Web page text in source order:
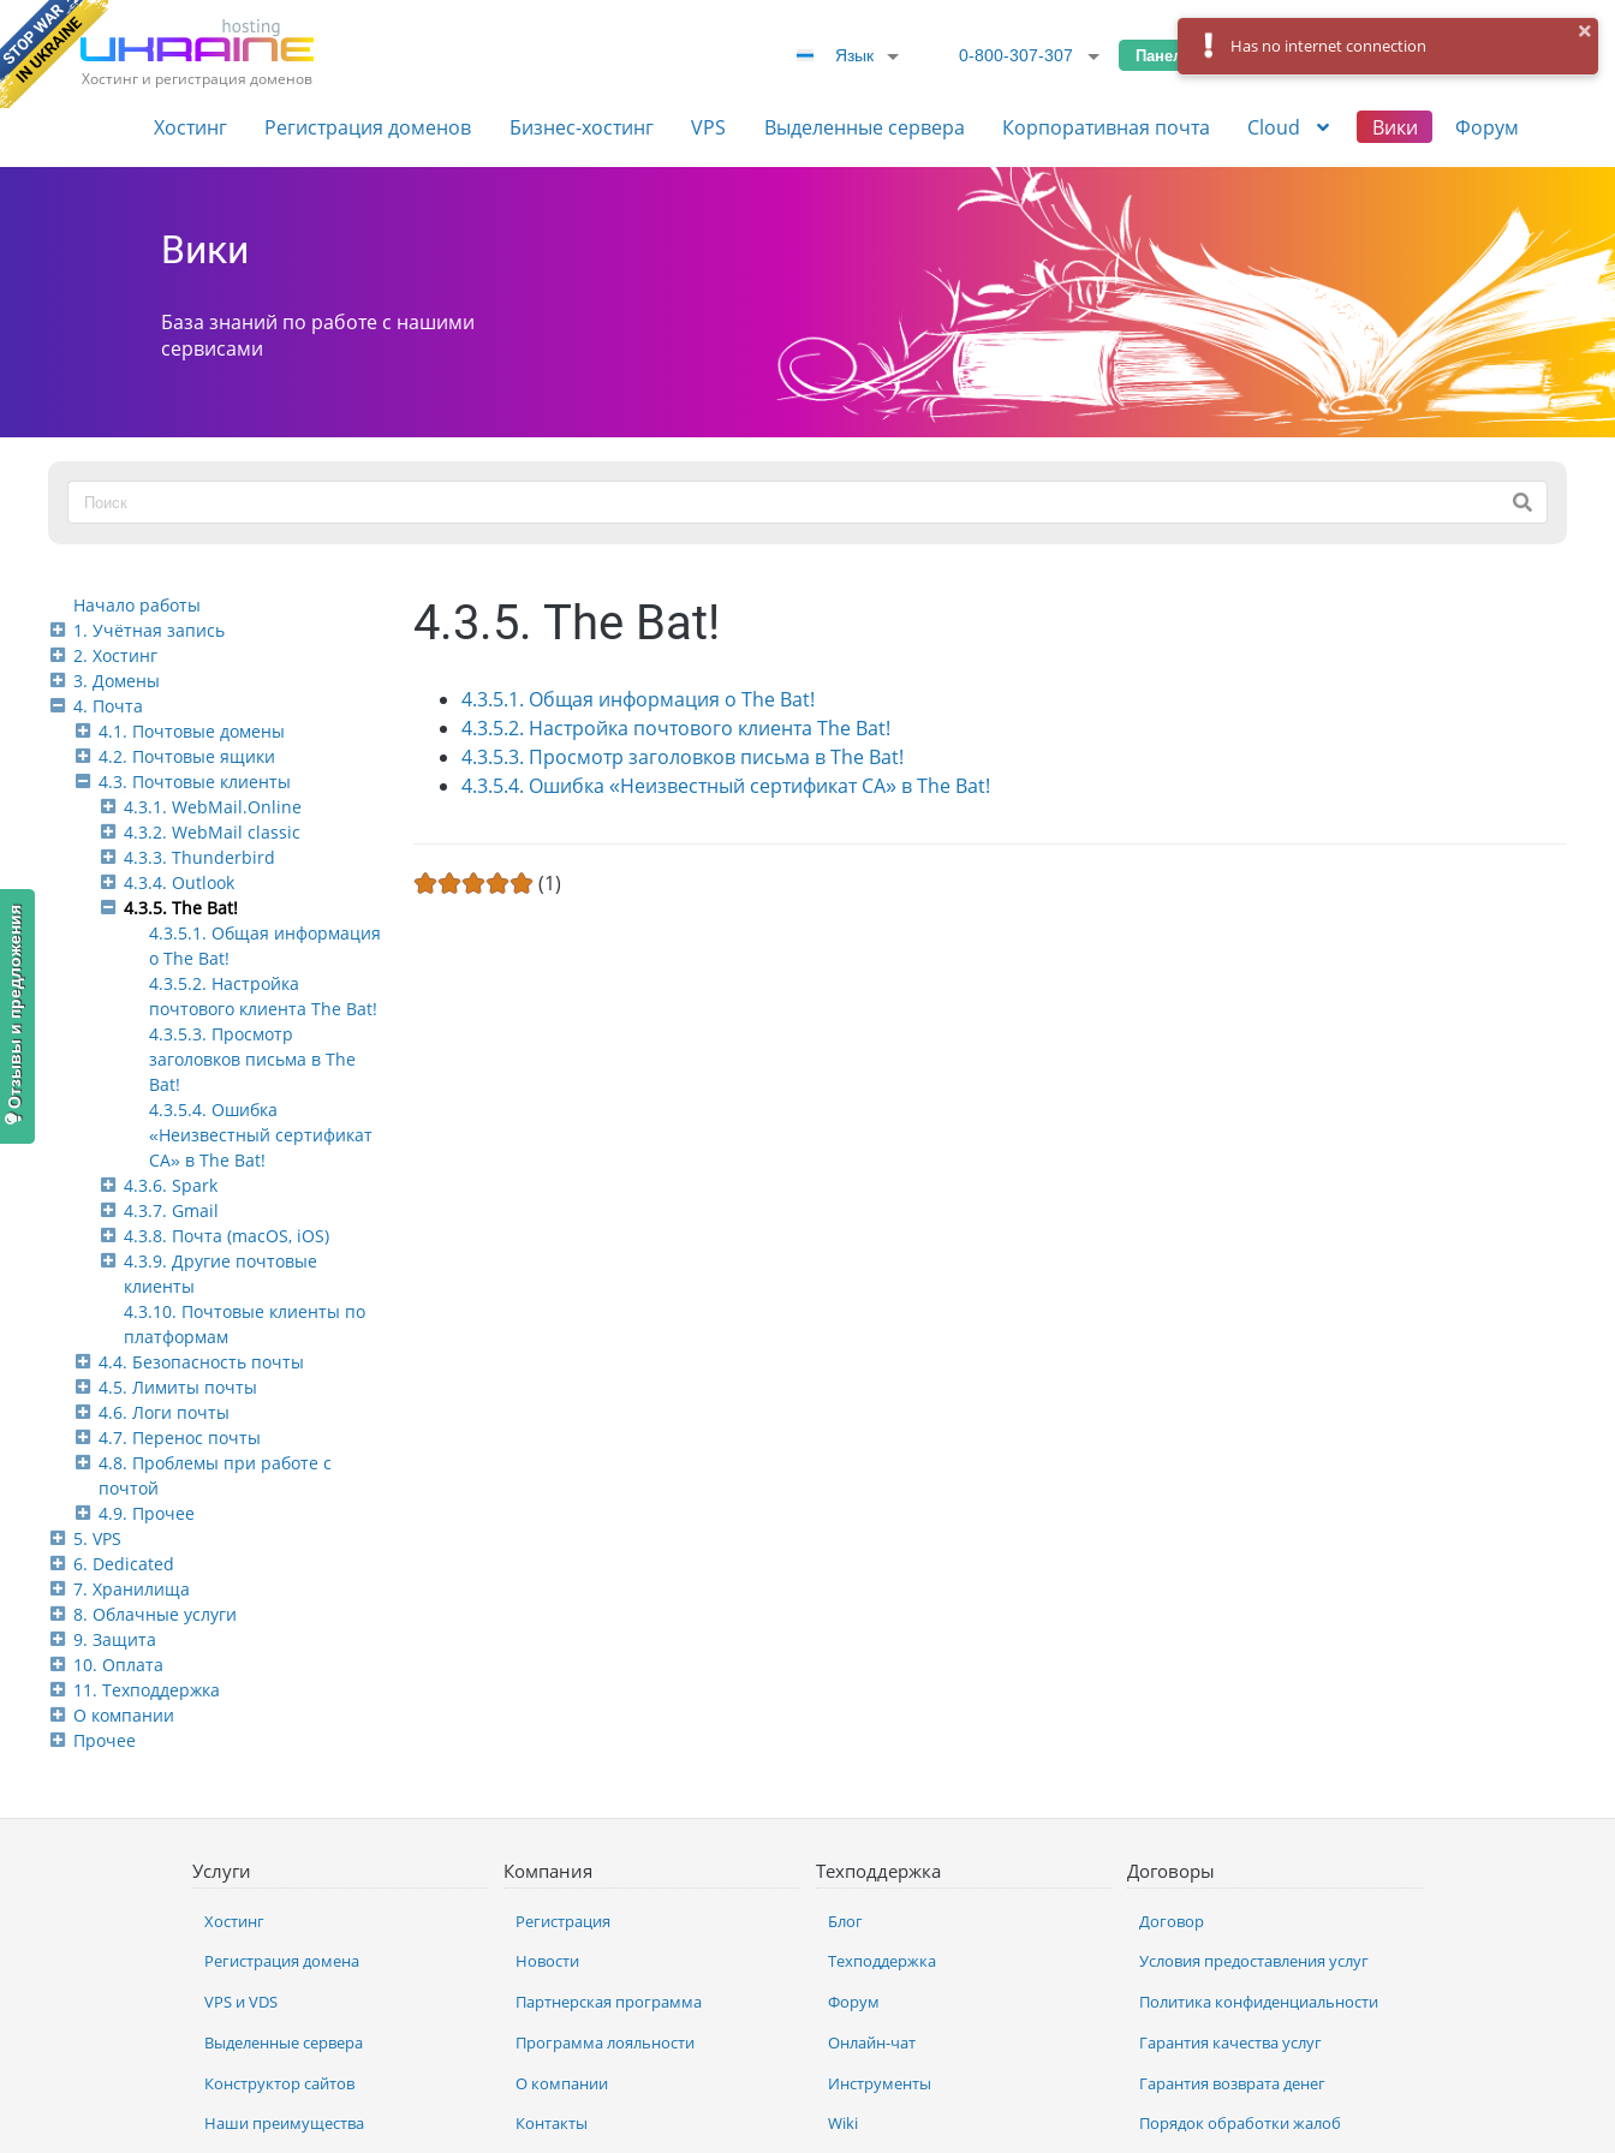
Хостинг и регистрация доменов
Язык 0-800-307-307 Панель управления Вход Регистрация
Хостинг Регистрация доменов Бизнес-хостинг VPS Выделенные сервера Корпоративная почта Cloud Вики Форум
Вики
База знаний по работе с нашими
сервисами
Начало работы
1. Учётная запись
2. Хостинг
3. Домены
4. Почта
4.1. Почтовые домены
4.2. Почтовые ящики
4.3. Почтовые клиенты
4.3.1. WebMail.Online
4.3.2. WebMail classic
4.3.3. Thunderbird
4.3.4. Outlook
4.3.5. The Bat!
4.3.5.1. Общая информация
о The Bat!
4.3.5.2. Настройка
почтового клиента The Bat!
4.3.5.3. Просмотр
заголовков письма в The
Bat!
4.3.5.4. Ошибка
«Неизвестный сертификат
CA» в The Bat!
4.3.6. Spark
4.3.7. Gmail
4.3.8. Почта (macOS, iOS)
4.3.9. Другие почтовые
клиенты
4.3.10. Почтовые клиенты по
платформам
4.4. Безопасность почты
4.5. Лимиты почты
4.6. Логи почты
4.7. Перенос почты
4.8. Проблемы при работе с
почтой
4.9. Прочее
5. VPS
6. Dedicated
7. Хранилища
8. Облачные услуги
9. Защита
10. Оплата
11. Техподдержка
О компании
Прочее
4.3.5. The Bat!
4.3.5.1. Общая информация о The Bat!
4.3.5.2. Настройка почтового клиента The Bat!
4.3.5.3. Просмотр заголовков письма в The Bat!
4.3.5.4. Ошибка «Неизвестный сертификат CA» в The Bat!
(1)
Услуги
Хостинг
Регистрация домена
VPS и VDS
Выделенные сервера
Конструктор сайтов
Наши преимущества
Компания
Регистрация
Новости
Партнерская программа
Программа лояльности
О компании
Контакты
Техподдержка
Блог
Техподдержка
Форум
Онлайн-чат
Инструменты
Wiki
Договоры
Договор
Условия предоставления услуг
Политика конфиденциальности
Гарантия качества услуг
Гарантия возврата денег
Порядок обработки жалоб
Отзывы и предложения
Has no internet connection